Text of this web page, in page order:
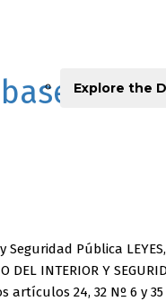
Explore the
Pública
INTERIOR Y
artículos 24, 32 Nº 6